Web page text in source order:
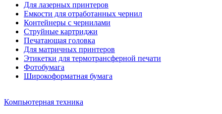
Для лазерных принтеров
Емкости для отработанных чернил
Контейнеры с чернилами
Струйные картриджи
Печатающая головка
Для матричных принтеров
Этикетки для термотрансферной печати
Фотобумага
Широкоформатная бумага
Компьютерная техника